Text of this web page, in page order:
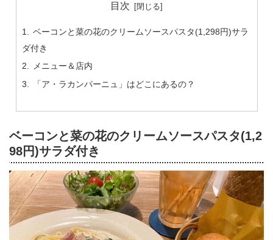
目次
ベーコンと菜の花のクリームソースパスタ(1,298円)サラ
ダ付き
メニュー＆店内
「ア・ラカンパーニュ」はどこにあるの？
ベーコンと菜の花のクリームソースパスタ(1,2
98円)サラダ付き